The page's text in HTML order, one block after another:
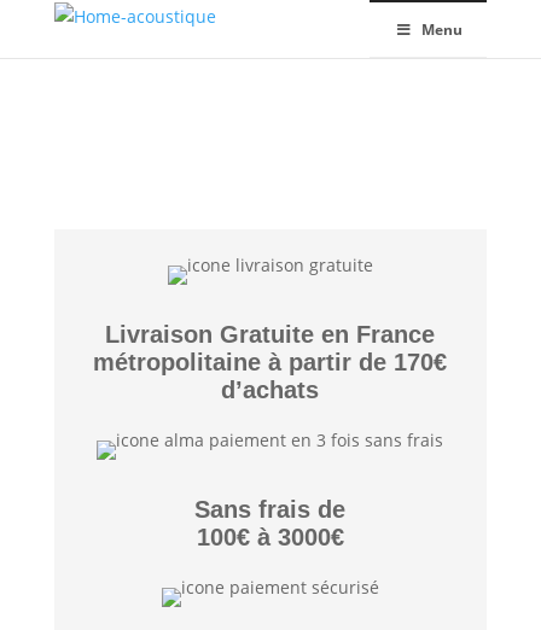
Menu
Livraison Gratuite en France
métropolitaine à partir de 170€
d’achats
Sans frais de
100€ à 3000€